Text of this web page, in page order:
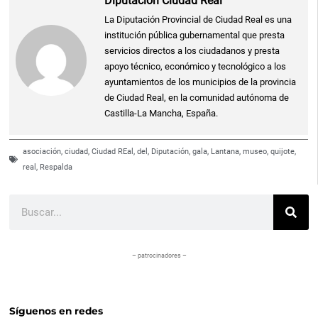
La Diputación Provincial de Ciudad Real es una
institución pública gubernamental que presta
servicios directos a los ciudadanos y presta
apoyo técnico, económico y tecnológico a los
ayuntamientos de los municipios de la provincia
de Ciudad Real, en la comunidad autónoma de
Castilla-La Mancha, España.
asociación,ciudad,Ciudad REal,del, Diputación,gala, Lantana,museo,quijote,
real, Respalda
– patrocinadores –
Síguenos en redes